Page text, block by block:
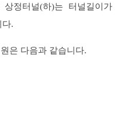
정터널(하)는 터널길이가
다.
은 다음과 같습니다.